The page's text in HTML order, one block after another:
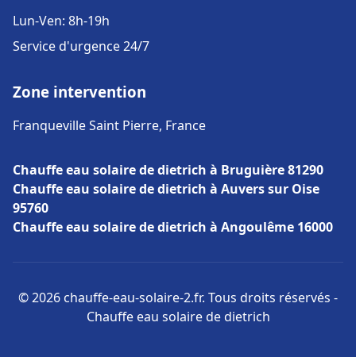
Lun-Ven: 8h-19h
Service d'urgence 24/7
Zone intervention
Franqueville Saint Pierre, France
Chauffe eau solaire de dietrich à Bruguière 81290
Chauffe eau solaire de dietrich à Auvers sur Oise
95760
Chauffe eau solaire de dietrich à Angoulême 16000
© 2026 chauffe-eau-solaire-2.fr. Tous droits réservés -
Chauffe eau solaire de dietrich